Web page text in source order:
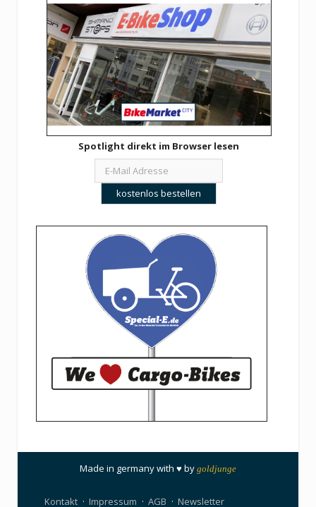
Spotlight direkt im Browser lesen
Made in germany with ♥ by goldjunge
Kontakt Impressum AGB
Newsletter